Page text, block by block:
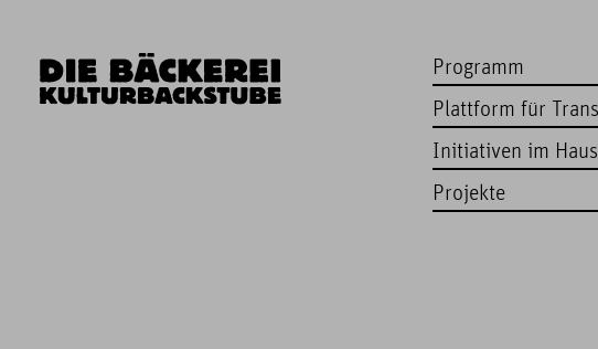
Programm
Plattform für
Initiativen im Haus
Projekte